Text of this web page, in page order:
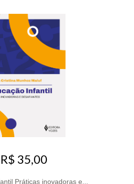
R$ 35,00
Práticas inovadoras e...